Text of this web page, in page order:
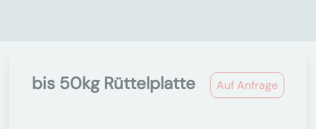
Auf Anfrage
bis 50kg Rüttelplatte